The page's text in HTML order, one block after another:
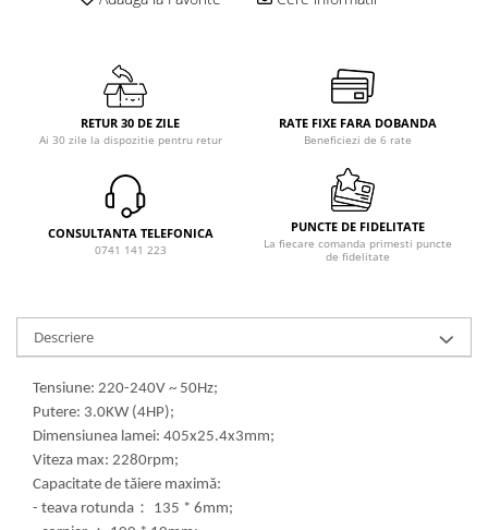
RETUR 30 DE ZILE
Ai 30 zile la dispozitie pentru retur
RATE FIXE FARA DOBANDA
Beneficiezi de 6 rate
CONSULTANTA TELEFONICA
0741 141 223
PUNCTE DE FIDELITATE
La fiecare comanda primesti puncte
de fidelitate
Descriere
Tensiune: 220-240V ~ 50Hz;
Putere: 3.0KW (4HP);
Dimensiunea lamei: 405x25.4x3mm;
Viteza max: 2280rpm;
Capacitate de tăiere maximă:
- teava rotunda ：
135 * 6mm;